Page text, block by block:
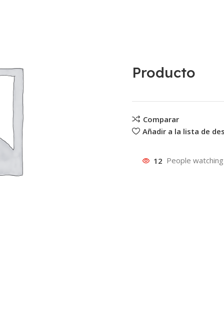
Producto
Comparar
Añadir a la lista de
12 People